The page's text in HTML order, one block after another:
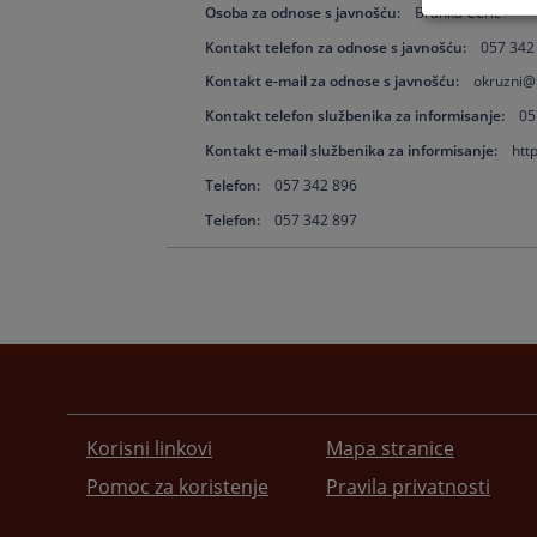
Osoba za odnose s javnošću:
Branka Ceric
Kontakt telefon za odnose s javnošću:
057
Kontakt e-mail za odnose s javnošću:
Kontakt telefon službenika za informisanje:
Kontakt e-mail službenika za informisanje:
Telefon:
057 342 896
Telefon:
057 342 897
Korisni linkovi
Pomoc za koristenje
Mapa stranice
Pravila privatnosti